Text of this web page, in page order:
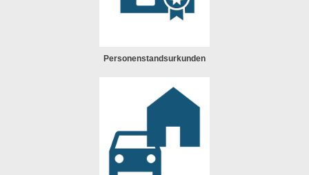
Personenstandsurkunden